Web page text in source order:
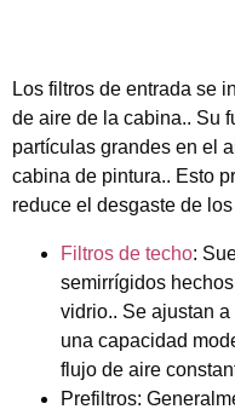
Los filtros de entrada se
de aire de la cabina.. Su
partículas grandes en el
cabina de pintura.. Esto
reduce el desgaste de
Filtros de techo:
semirrígidos
vidrio.. Se ajustan
una capacidad
flujo de aire
Prefiltros: